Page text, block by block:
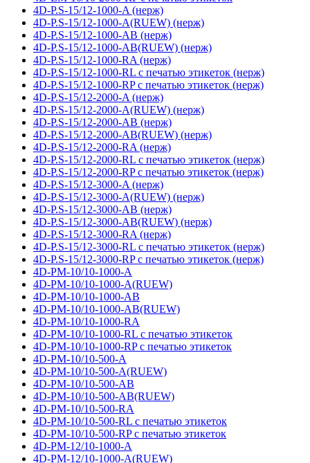
4D-P.S-15/12-1000-A (нерж)
4D-P.S-15/12-1000-A(RUEW) (нерж)
4D-P.S-15/12-1000-AB (нерж)
4D-P.S-15/12-1000-AB(RUEW) (нерж)
4D-P.S-15/12-1000-RA (нерж)
4D-P.S-15/12-1000-RL с печатью этикеток (нерж)
4D-P.S-15/12-1000-RP с печатью этикеток (нерж)
4D-P.S-15/12-2000-A (нерж)
4D-P.S-15/12-2000-A(RUEW) (нерж)
4D-P.S-15/12-2000-AB (нерж)
4D-P.S-15/12-2000-AB(RUEW) (нерж)
4D-P.S-15/12-2000-RA (нерж)
4D-P.S-15/12-2000-RL с печатью этикеток (нерж)
4D-P.S-15/12-2000-RP с печатью этикеток (нерж)
4D-P.S-15/12-3000-A (нерж)
4D-P.S-15/12-3000-A(RUEW) (нерж)
4D-P.S-15/12-3000-AB (нерж)
4D-P.S-15/12-3000-AB(RUEW) (нерж)
4D-P.S-15/12-3000-RA (нерж)
4D-P.S-15/12-3000-RL с печатью этикеток (нерж)
4D-P.S-15/12-3000-RP с печатью этикеток (нерж)
4D-PM-10/10-1000-A
4D-PM-10/10-1000-A(RUEW)
4D-PM-10/10-1000-AB
4D-PM-10/10-1000-AB(RUEW)
4D-PM-10/10-1000-RA
4D-PM-10/10-1000-RL с печатью этикеток
4D-PM-10/10-1000-RP с печатью этикеток
4D-PM-10/10-500-A
4D-PM-10/10-500-A(RUEW)
4D-PM-10/10-500-AB
4D-PM-10/10-500-AB(RUEW)
4D-PM-10/10-500-RA
4D-PM-10/10-500-RL с печатью этикеток
4D-PM-10/10-500-RP с печатью этикеток
4D-PM-12/10-1000-A
4D-PM-12/10-1000-A(RUEW)